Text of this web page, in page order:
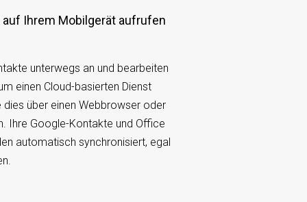
unterwegs an und bearbeiten
einen Cloud-basierten Dienst
dies über einen Webbrowser oder
Ihre Google-Kontakte und Office
automatisch synchronisiert, egal